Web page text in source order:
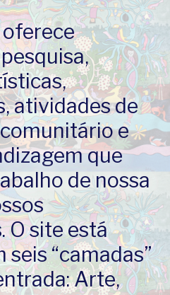
atividades de
e
que
de nossa
O site está
“camadas”
Arte,